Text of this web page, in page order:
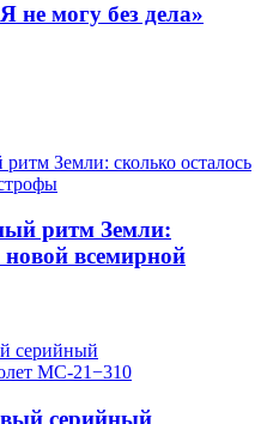
не могу без дела»
ритм Земли:
новой всемирной
серийный